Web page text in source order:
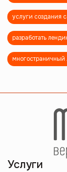
услуги создания
разработать
многостраничный
Услуги